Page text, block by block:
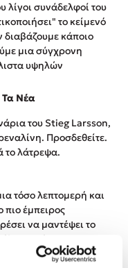
στη Νικήτη
στο 54o Φεστιβάλ
στο
λίγοι συνάδελφοί του
το κείμενό
διαβάζουμε κάποιο
μια σύγχρονη
υψηλών
Τα Νέα
του Stieg Larsson,
Προσδεθείτε.
το λάτρεψα.
τόσο λεπτομερή και
έμπειρος
να μαντέψει το
τρόμο.